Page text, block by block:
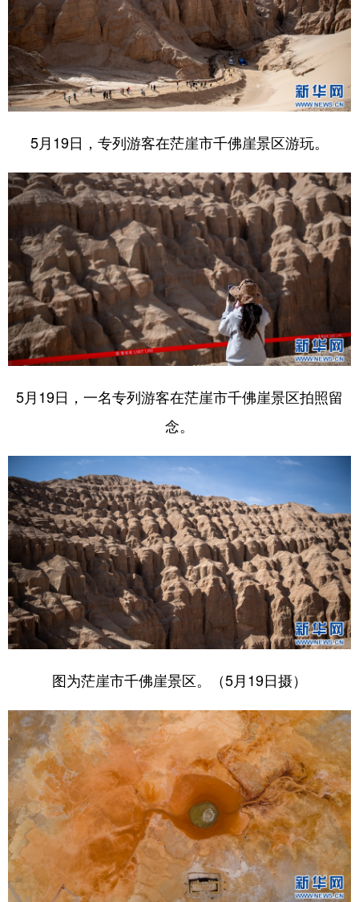
5月19日，专列游客在茫崖市千佛崖景区游玩。
5月19日，一名专列游客在茫崖市千佛崖景区拍照留
念。
图为茫崖市千佛崖景区。（5月19日摄）